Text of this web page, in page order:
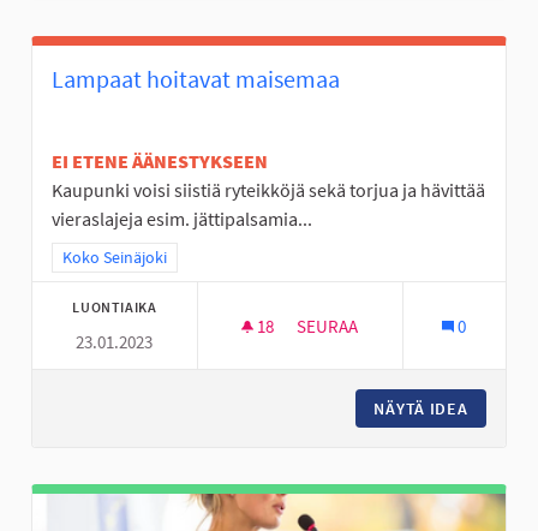
Lampaat hoitavat maisemaa
EI ETENE ÄÄNESTYKSEEN
Kaupunki voisi siistiä ryteikköjä sekä torjua ja hävittää
vieraslajeja esim. jättipalsamia...
Rajaa tulokset teeman mukaan: Koko Seinäjoki
Koko Seinäjoki
LUONTIAIKA
23.01.2023
18 18 SEURAAJAA
SEURAA 0
NÄYTÄ IDEA